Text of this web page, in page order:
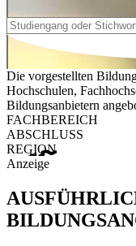
Die vorgestellten
Hochschulen,
Bildungsanbietern
FACHBEREICH
ABSCHLUSS
REGION
Anzeige